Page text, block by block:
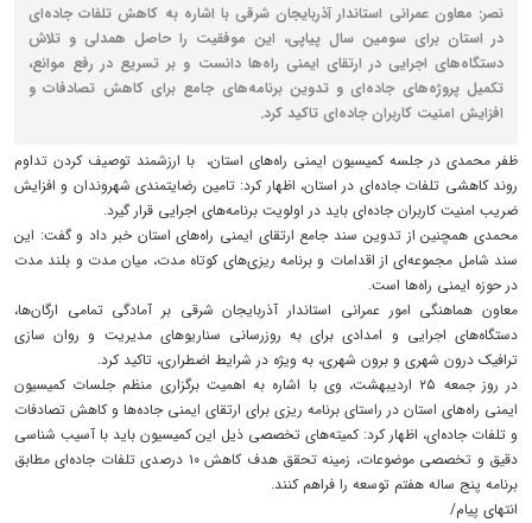
نصر: معاون عمرانی استاندار آذربایجان شرقی با اشاره به کاهش تلفات جاده‌ای
در استان برای سومین سال پیاپی، این موفقیت را حاصل همدلی و تلاش
دستگاه‌های اجرایی در ارتقای ایمنی راه‌ها دانست و بر تسریع در رفع موانع،
تکمیل پروژه‌های جاده‌ای و تدوین برنامه‌های جامع برای کاهش تصادفات و
افزایش امنیت کاربران جاده‌ای تاکید کرد.
ظفر محمدی در جلسه کمیسیون ایمنی راه‌های استان، با ارزشمند توصیف کردن تداوم
روند کاهشی تلفات جاده‌ای در استان، اظهار کرد: تامین رضایتمندی شهروندان و افزایش
ضریب امنیت کاربران جاده‌ای باید در اولویت برنامه‌های اجرایی قرار گیرد.
محمدی همچنین از تدوین سند جامع ارتقای ایمنی راه‌های استان خبر داد و گفت: این
سند شامل مجموعه‌ای از اقدامات و برنامه‌ ریزی‌های کوتاه‌ مدت، میان‌ مدت و بلند مدت
در حوزه ایمنی راه‌ها است.
معاون هماهنگی امور عمرانی استاندار آذربایجان شرقی بر آمادگی تمامی ارگان‌ها،
دستگاه‌های اجرایی و امدادی برای به ‌روزرسانی سناریوهای مدیریت و روان ‌سازی
ترافیک درون‌ شهری و برون‌ شهری، به ‌ویژه در شرایط اضطراری، تاکید کرد.
در روز جمعه ۲۵ اردیبهشت، وی با اشاره به اهمیت برگزاری منظم جلسات کمیسیون
ایمنی راه‌های استان در راستای برنامه ‌ریزی برای ارتقای ایمنی جاده‌ها و کاهش تصادفات
و تلفات جاده‌ای، اظهار کرد: کمیته‌های تخصصی ذیل این کمیسیون باید با آسیب‌ شناسی
دقیق و تخصصی موضوعات، زمینه تحقق هدف کاهش ۱۰ درصدی تلفات جاده‌ای مطابق
برنامه پنج‌ ساله هفتم توسعه را فراهم کنند.
انتهای پیام/